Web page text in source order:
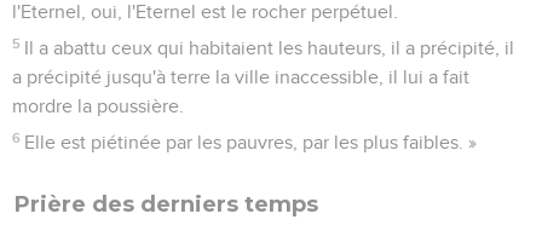
l'Eternel, oui, l'Eternel est le rocher perpétuel.
5 Il a abattu ceux qui habitaient les hauteurs, il a précipité, il
a précipité jusqu'à terre la ville inaccessible, il lui a fait
mordre la poussière.
6 Elle est piétinée par les pauvres, par les plus faibles. »
Prière des derniers temps